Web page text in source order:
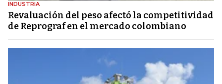
INDUSTRIA
Revaluación del peso afectó la competitividad
de Reprograf en el mercado colombiano